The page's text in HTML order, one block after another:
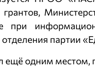
грантов,
при
партии
ещё одним местом,